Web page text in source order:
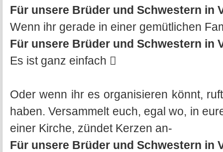
Für unsere Brüder und Schwestern in
Wenn ihr gerade in einer gemütlichen
Für unsere Brüder und Schwestern in
Es ist ganz einfach 
Oder wenn ihr es organisieren könnt,
haben. Versammelt euch, egal wo, in
einer Kirche, zündet Kerzen an-
Für unsere Brüder und Schwestern in